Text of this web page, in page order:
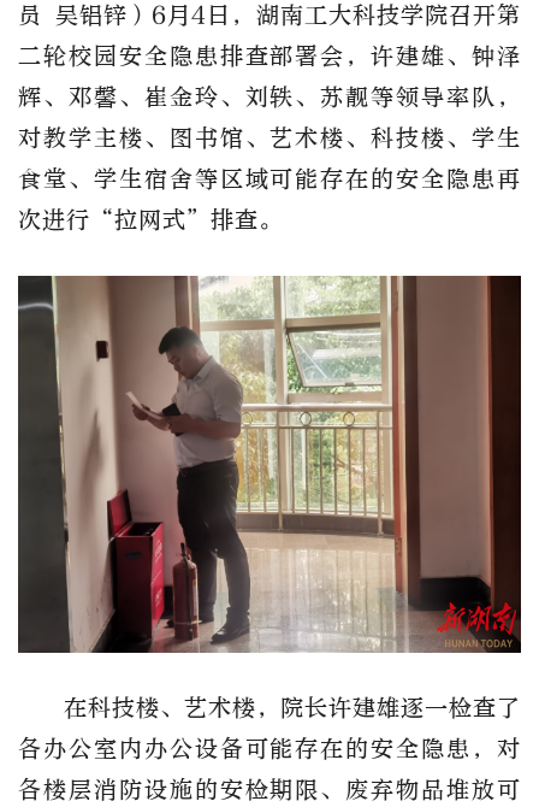
员 吴铝锌）6月4日，湖南工大科技学院召开第
二轮校园安全隐患排查部署会，许建雄、钟泽
辉、邓馨、崔金玲、刘轶、苏靓等领导率队，
对教学主楼、图书馆、艺术楼、科技楼、学生
食堂、学生宿舍等区域可能存在的安全隐患再
次进行“拉网式”排查。
在科技楼、艺术楼，院长许建雄逐一检查了
各办公室内办公设备可能存在的安全隐患，对
各楼层消防设施的安检期限、废弃物品堆放可